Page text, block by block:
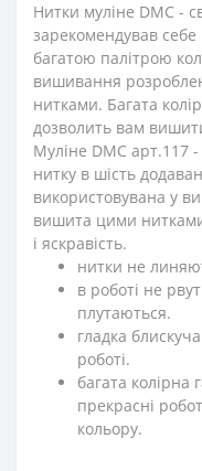
Нитки муліне DMC -
зарекомендував
багатою палітрою
вишивання
нитками. Багата
дозволить вам
Муліне DMC арт.117
нитку в шість
використовувана у
вишита цими нитками
і яскравість.
нитки не
в роботі не
плутаються.
гладка
роботі.
багата
прекрасні
кольору.